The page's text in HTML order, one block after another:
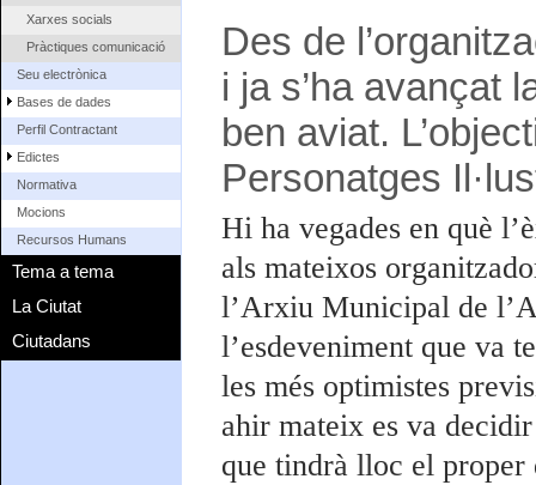
Xarxes socials
Pràctiques comunicació
Seu electrònica
Bases de dades
Perfil Contractant
Edictes
Normativa
Mocions
Recursos Humans
Tema a tema
La Ciutat
Ciutadans
Des de
i ja s’ha avançat
ben aviat.
Personatges
Hi ha vegades en què
als mateixos
l’Arxiu Municipal de
l’esdeveniment que va
les més optimistes
ahir mateix es va
que tindrà lloc el proper